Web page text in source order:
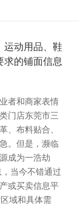
运动用品、鞋
求的铺面信息
者和商家表情
门店东莞市三
、布料贴合、
。但是，濒临
成为一浩劫
当今不错通过
或买卖信息平
域和具体需